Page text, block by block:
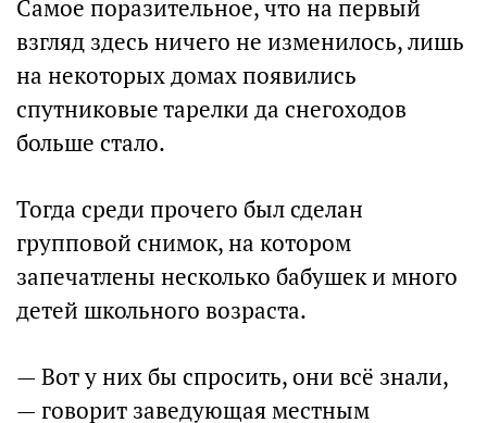
Самое поразительное, что на первый
взгляд здесь ничего не изменилось, лишь
на некоторых домах появились
спутниковые тарелки да снегоходов
больше стало.
Тогда среди прочего был сделан
групповой снимок, на котором
запечатлены несколько бабушек и много
детей школьного возраста.
— Вот у них бы спросить, они всё знали,
— говорит заведующая местным